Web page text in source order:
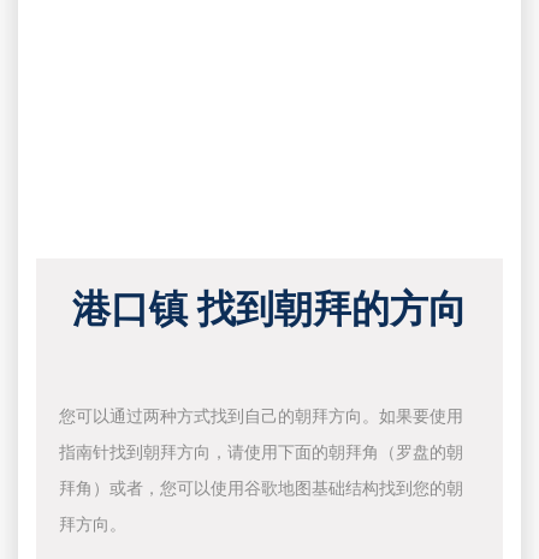
港口镇 找到朝拜的方向
您可以通过两种方式找到自己的朝拜方向。如果要使用
指南针找到朝拜方向，请使用下面的朝拜角（罗盘的朝
拜角）或者，您可以使用谷歌地图基础结构找到您的朝
拜方向。